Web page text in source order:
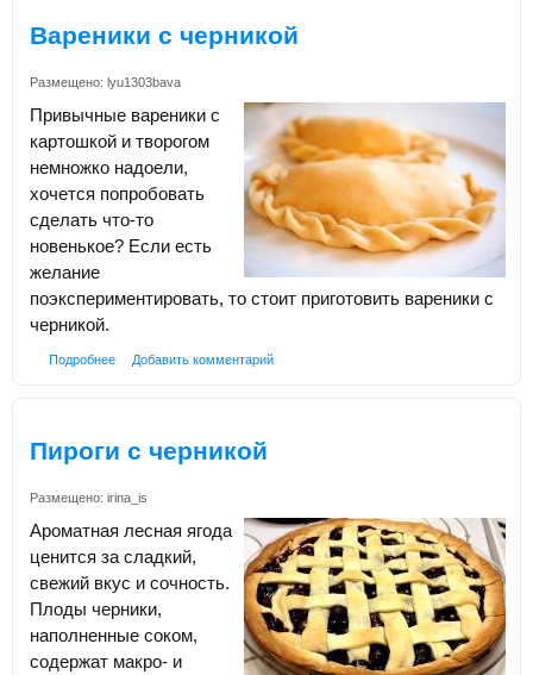
Вареники с черникой
Размещено: lyu1303bava
Привычные вареники с
картошкой и творогом
немножко надоели,
хочется попробовать
сделать что-то
новенькое? Если есть
желание
поэкспериментировать, то стоит приготовить вареники с
черникой.
Подробнее Добавить комментарий
Пироги с черникой
Размещено: irina_is
Ароматная лесная ягода
ценится за сладкий,
свежий вкус и сочность.
Плоды черники,
наполненные соком,
содержат макро- и